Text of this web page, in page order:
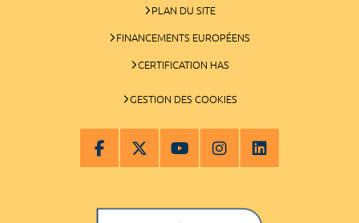
PLAN DU SITE
FINANCEMENTS EUROPÉENS
CERTIFICATION HAS
GESTION DES COOKIES